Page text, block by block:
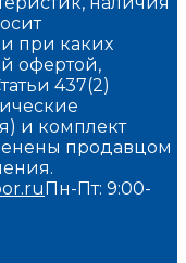
при каких
офертой,
437(2)
и комплект
продавцом
Пн-Пт: 9:00-